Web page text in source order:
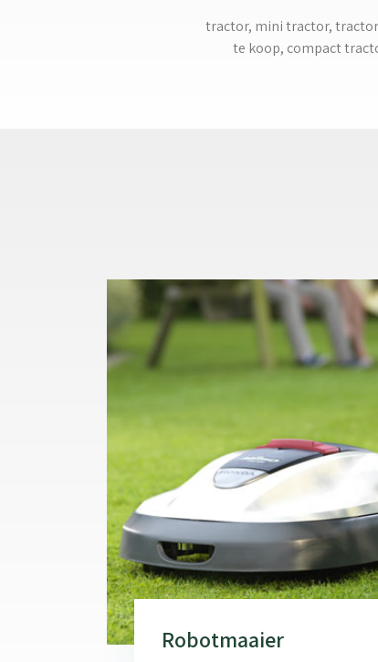
tractor, mini tractor,
te koop, compact
Robotmaaier